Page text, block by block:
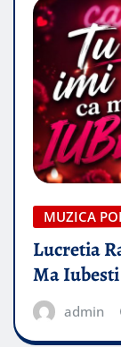
MUZICA
Lucretia
Ma
admin